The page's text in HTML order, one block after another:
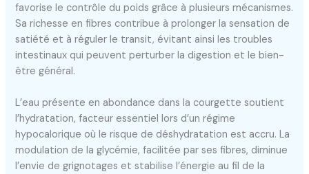
favorise le contrôle du poids grâce à plusieurs mécanismes.
Sa richesse en fibres contribue à prolonger la sensation de
satiété et à réguler le transit, évitant ainsi les troubles
intestinaux qui peuvent perturber la digestion et le bien-
être général.
L’eau présente en abondance dans la courgette soutient
l’hydratation, facteur essentiel lors d’un régime
hypocalorique où le risque de déshydratation est accru. La
modulation de la glycémie, facilitée par ses fibres, diminue
l’envie de grignotages et stabilise l’énergie au fil de la